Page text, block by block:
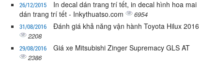
26/12/2015
In decal dán trang trí tết, in decal hình hoa mai
dán trang trí tết - Inkythuatso.com
6954
31/08/2016 Đánh giá khả năng vận hành Toyota Hilux 2016
2208
29/08/2016 Giá xe Mitsubishi Zinger Supremacy GLS AT
2386